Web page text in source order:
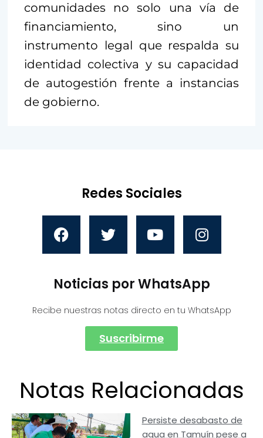
comunidades no solo una vía de
financiamiento, sino un
instrumento legal que respalda su
identidad colectiva y su capacidad
de autogestión frente a instancias
de gobierno.
Redes Sociales
Noticias por WhatsApp
Recibe nuestras notas directo en tu WhatsApp
Suscribirme
Notas Relacionadas
Persiste desabasto de
agua en Tamuín pese a